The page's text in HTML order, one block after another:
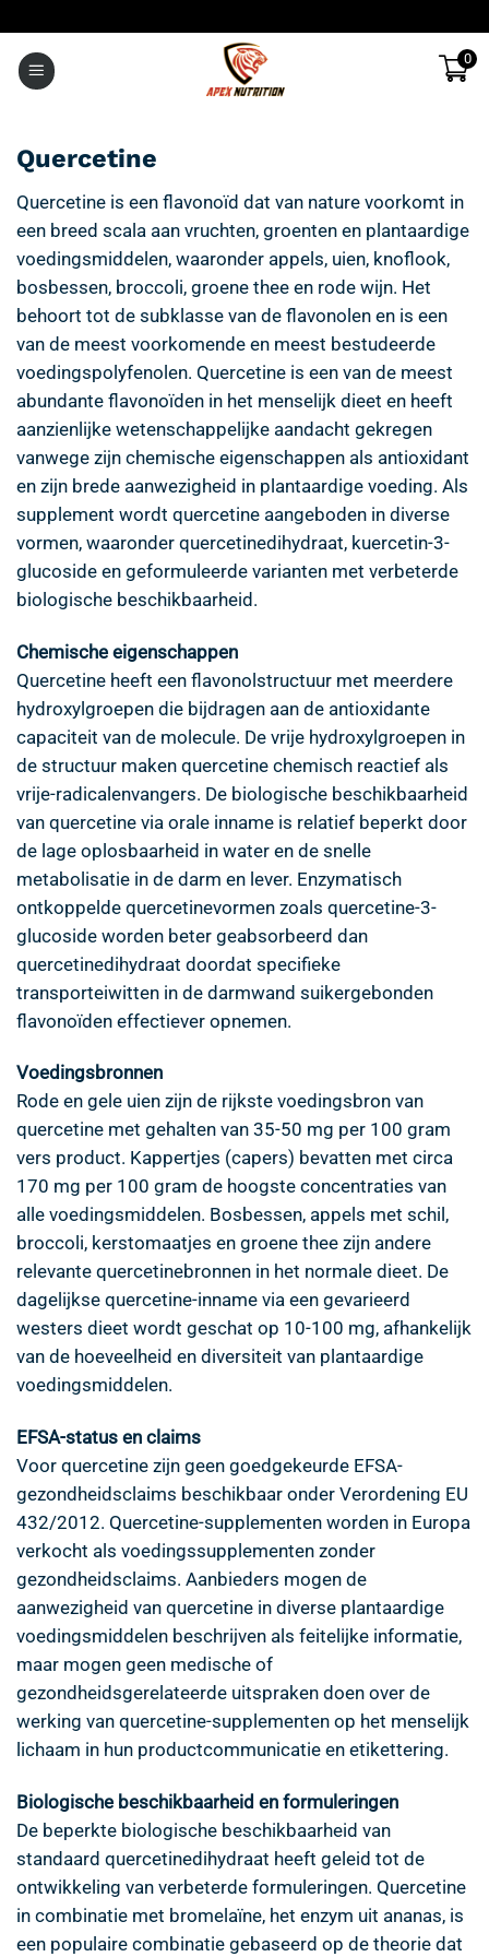
inhoud
0
Quercetine
Quercetine is een flavonoïd dat van nature voorkomt in
een breed scala aan vruchten, groenten en plantaardige
voedingsmiddelen, waaronder appels, uien, knoflook,
bosbessen, broccoli, groene thee en rode wijn. Het
behoort tot de subklasse van de flavonolen en is een
van de meest voorkomende en meest bestudeerde
voedingspolyfenolen. Quercetine is een van de meest
abundante flavonoïden in het menselijk dieet en heeft
aanzienlijke wetenschappelijke aandacht gekregen
vanwege zijn chemische eigenschappen als antioxidant
en zijn brede aanwezigheid in plantaardige voeding. Als
supplement wordt quercetine aangeboden in diverse
vormen, waaronder quercetinedihydraat, kuercetin-3-
glucoside en geformuleerde varianten met verbeterde
biologische beschikbaarheid.
Chemische eigenschappen
Quercetine heeft een flavonolstructuur met meerdere
hydroxylgroepen die bijdragen aan de antioxidante
capaciteit van de molecule. De vrije hydroxylgroepen in
de structuur maken quercetine chemisch reactief als
vrije-radicalenvangers. De biologische beschikbaarheid
van quercetine via orale inname is relatief beperkt door
de lage oplosbaarheid in water en de snelle
metabolisatie in de darm en lever. Enzymatisch
ontkoppelde quercetinevormen zoals quercetine-3-
glucoside worden beter geabsorbeerd dan
quercetinedihydraat doordat specifieke
transporteiwitten in de darmwand suikergebonden
flavonoïden effectiever opnemen.
Voedingsbronnen
Rode en gele uien zijn de rijkste voedingsbron van
quercetine met gehalten van 35-50 mg per 100 gram
vers product. Kappertjes (capers) bevatten met circa
170 mg per 100 gram de hoogste concentraties van
alle voedingsmiddelen. Bosbessen, appels met schil,
broccoli, kerstomaatjes en groene thee zijn andere
relevante quercetinebronnen in het normale dieet. De
dagelijkse quercetine-inname via een gevarieerd
westers dieet wordt geschat op 10-100 mg, afhankelijk
van de hoeveelheid en diversiteit van plantaardige
voedingsmiddelen.
EFSA-status en claims
Voor quercetine zijn geen goedgekeurde EFSA-
gezondheidsclaims beschikbaar onder Verordening EU
432/2012. Quercetine-supplementen worden in Europa
verkocht als voedingssupplementen zonder
gezondheidsclaims. Aanbieders mogen de
aanwezigheid van quercetine in diverse plantaardige
voedingsmiddelen beschrijven als feitelijke informatie,
maar mogen geen medische of
gezondheidsgerelateerde uitspraken doen over de
werking van quercetine-supplementen op het menselijk
lichaam in hun productcommunicatie en etikettering.
Biologische beschikbaarheid en formuleringen
De beperkte biologische beschikbaarheid van
standaard quercetinedihydraat heeft geleid tot de
ontwikkeling van verbeterde formuleringen. Quercetine
in combinatie met bromelaïne, het enzym uit ananas, is
een populaire combinatie gebaseerd op de theorie dat